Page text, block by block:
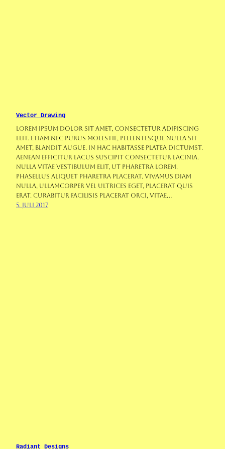
Vector Drawing
Lorem ipsum dolor sit amet, consectetur adipiscing
elit. Etiam nec purus molestie, pellentesque nulla sit
amet, blandit augue. In hac habitasse platea dictumst.
Aenean efficitur lacus suscipit consectetur lacinia.
Nulla vitae vestibulum elit, ut pharetra lorem.
Phasellus aliquet pharetra placerat. Vivamus diam
nulla, ullamcorper vel ultrices eget, placerat quis
erat. Curabitur facilisis placerat orci, vitae…
5. Juli 2017
Radiant Designs